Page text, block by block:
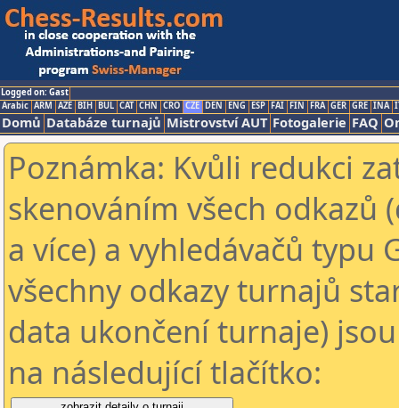
Logged on: Gast
Arabic ARM AZE BIH BUL CAT CHN CRO CZE DEN ENG ESP FAI FIN FRA GER GRE INA
Domů Databáze turnajů Mistrovství AUT Fotogalerie FAQ
Poznámka: Kvůli redukci
skenováním všech odkazů
a více) a vyhledávačů typu
všechny odkazy turnajů
data ukončení turnaje)
na následující tlačítko: